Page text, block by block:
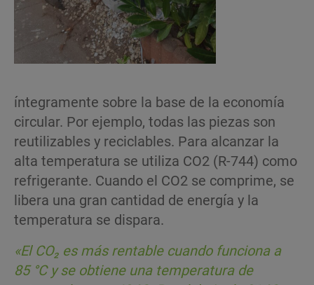
íntegramente sobre la base de la economía
circular. Por ejemplo, todas las piezas son
reutilizables y reciclables. Para alcanzar la
alta temperatura se utiliza CO2 (R-744) como
refrigerante. Cuando el CO2 se comprime, se
libera una gran cantidad de energía y la
temperatura se dispara.
«ElCO₂ es másrentable cuando funcionaa
85 °C y se obtiene una temperaturade